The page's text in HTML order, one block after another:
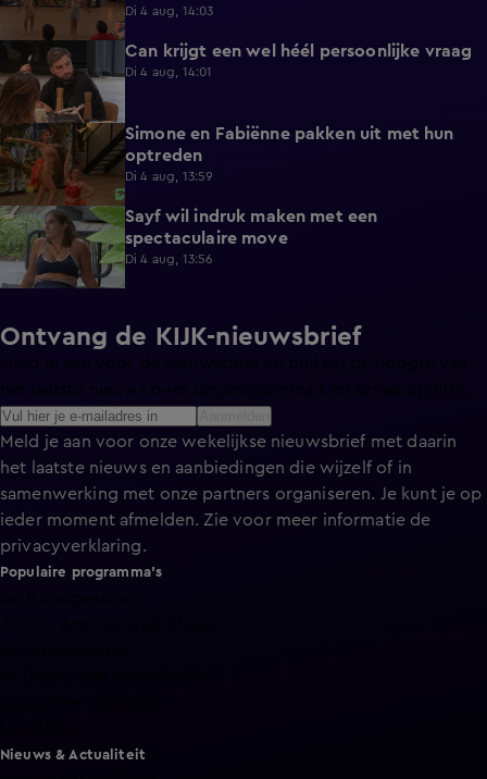
Di 4 aug, 14:03
0:34 Can krijgt een wel héél persoonlijke vraag
Di 4 aug, 14:01
0:34
Simone en Fabiënne pakken uit met hun
optreden
Di 4 aug, 13:59
0:41
Sayf wil indruk maken met een
spectaculaire move
Di 4 aug, 13:56
Ontvang de KIJK-nieuwsbrief
Meld je aan voor onze wekelijkse nieuwsbrief met daarin
het laatste nieuws en aanbiedingen die wijzelf of in
samenwerking met onze partners organiseren. Je kunt je op
ieder moment afmelden. Zie voor meer informatie de
privacyverklaring.
Populaire programma's
Nieuws & Actualiteit